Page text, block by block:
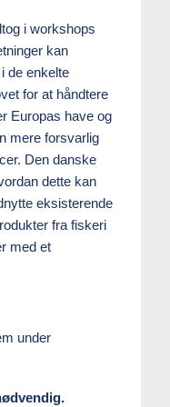
i workshops
kan
de enkelte
for at håndtere
Europas have og
mere forsvarlig
Den danske
dette kan
eksisterende
fra fiskeri
med et
under